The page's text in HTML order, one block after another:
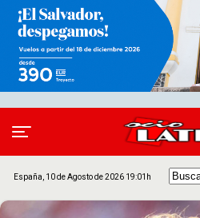
España, 10 de Agosto de 2026 19:01h